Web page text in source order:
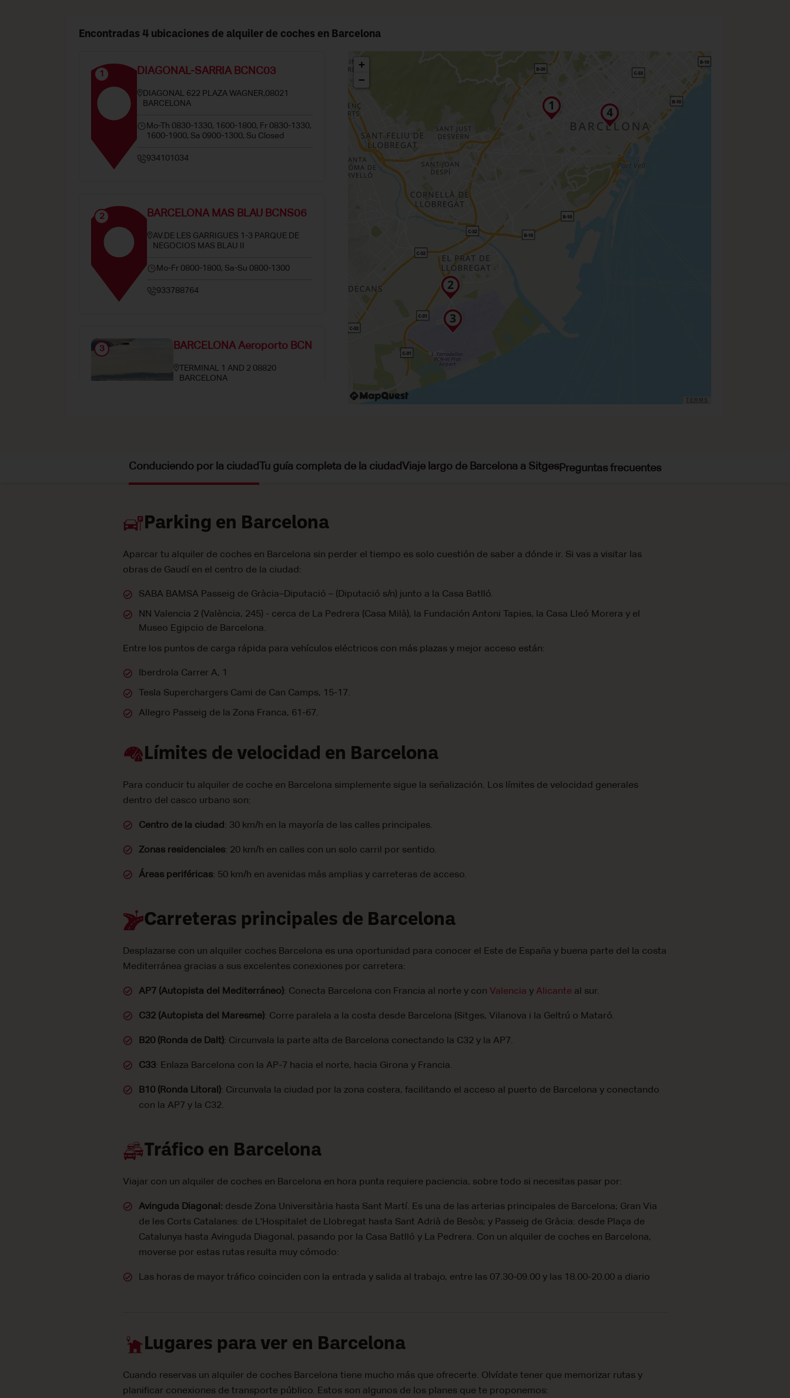
Encontradas 4 ubicaciones de alquiler de coches en Barcelona
1 DIAGONAL-SARRIA BCNC03
DIAGONAL 622 PLAZA WAGNER,08021
BARCELONA
Mo-Th 0830-1330, 1600-1800, Fr 0830-1330,
1600-1900, Sa 0900-1300, Su Closed
934101034
2 BARCELONA MAS BLAU BCNS06
AV.DE LES GARRIGUES 1-3 PARQUE DE
NEGOCIOS MAS BLAU II
Mo-Fr 0800-1800, Sa-Su 0800-1300
933788764
3 BARCELONA Aeroporto BCN
TERMINAL 1 AND 2 08820
BARCELONA
Mo-Su 0700-2200
934196156
+
−
Conduciendo por la ciudad Tu guía completa de la ciudad Viaje largo de Barcelona a Sitges Preguntas frecuentes
Parking en Barcelona
Aparcar tu alquiler de coches en Barcelona sin perder el tiempo es solo cuestión de saber a dónde ir. Si vas a visitar las
obras de Gaudí en el centro de la ciudad:
SABA BAMSA Passeig de Gràcia–Diputació – (Diputació s/n) junto a la Casa Batlló.
NN Valencia 2 (València, 245) - cerca de La Pedrera (Casa Milà), la Fundación Antoni Tapies, la Casa Lleó Morera y el
Museo Egipcio de Barcelona.
Entre los puntos de carga rápida para vehículos eléctricos con más plazas y mejor acceso están:
Iberdrola Carrer A, 1
Tesla Superchargers Cami de Can Camps, 15-17.
Allegro Passeig de la Zona Franca, 61-67.
Límites de velocidad en Barcelona
Para conducir tu alquiler de coche en Barcelona simplemente sigue la señalización. Los límites de velocidad generales
dentro del casco urbano son:
Centro de la ciudad : 30 km/h en la mayoría de las calles principales.
Zonas residenciales: 20 km/h en calles con un solo carril por sentido.
Áreas periféricas: 50 km/h en avenidas más amplias y carreteras de acceso.
Carreteras principales de Barcelona
Desplazarse con un alquiler coches Barcelona es una oportunidad para conocer el Este de España y buena parte del la costa
Mediterránea gracias a sus excelentes conexiones por carretera:
AP7 (Autopista del Mediterráneo): Conecta Barcelona con Francia al norte y con Valencia y Alicante al sur.
C32 (Autopista del Maresme): Corre paralela a la costa desde Barcelona (Sitges, Vilanova i la Geltrú o Mataró.
B20 (Ronda de Dalt): Circunvala la parte alta de Barcelona conectando la C32 y la AP7.
C33: Enlaza Barcelona con la AP-7 hacia el norte, hacia Girona y Francia.
B10 (Ronda Litoral): Circunvala la ciudad por la zona costera, facilitando el acceso al puerto de Barcelona y conectando
con la AP7 y la C32.
Tráfico en Barcelona
Viajar con un alquiler de coches en Barcelona en hora punta requiere paciencia, sobre todo si necesitas pasar por:
Avinguda Diagonal: desde Zona Universitària hasta Sant Martí. Es una de las arterias principales de Barcelona; Gran Via
de les Corts Catalanes: de L'Hospitalet de Llobregat hasta Sant Adrià de Besòs; y Passeig de Gràcia: desde Plaça de
Catalunya hasta Avinguda Diagonal, pasando por la Casa Batlló y La Pedrera. Con un alquiler de coches en Barcelona,
moverse por estas rutas resulta muy cómodo:
Las horas de mayor tráfico coinciden con la entrada y salida al trabajo, entre las 07.30-09.00 y las 18.00-20.00 a diario
Lugares para ver en Barcelona
Cuando reservas un alquiler de coches Barcelona tiene mucho más que ofrecerte. Olvídate tener que memorizar rutas y
planificar conexiones de transporte público. Estos son algunos de los planes que te proponemos: